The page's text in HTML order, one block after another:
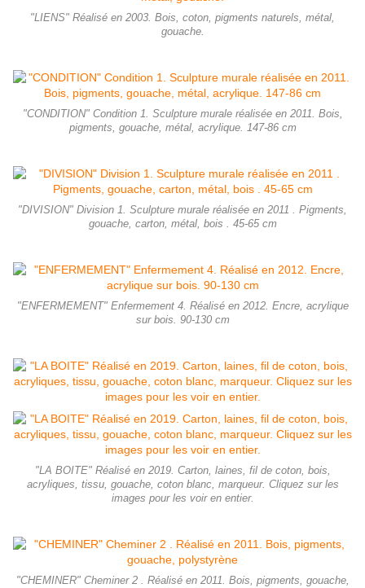
"LIENS" Réalisé en 2003. Bois, coton, pigments naturels, métal,
gouache.
"CONDITION" Condition 1. Sculpture murale réalisée en 2011. Bois,
pigments, gouache, métal, acrylique. 147-86 cm
"DIVISION" Division 1. Sculpture murale réalisée en 2011 . Pigments,
gouache, carton, métal, bois . 45-65 cm
"ENFERMEMENT" Enfermement 4. Réalisé en 2012. Encre, acrylique
sur bois. 90-130 cm
"LA BOITE" Réalisé en 2019. Carton, laines, fil de coton, bois,
acryliques, tissu, gouache, coton blanc, marqueur. Cliquez sur les
images pour les voir en entier.
"CHEMINER" Cheminer 2 . Réalisé en 2011. Bois, pigments, gouache,